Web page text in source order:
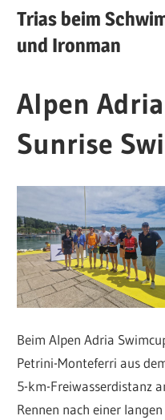
Trias beim
und Ironman
Alpen
Sunrise
Beim Alpen Adria
Petrini-Monteferri aus
5-km-Freiwasserdistanz
Rennen nach einer